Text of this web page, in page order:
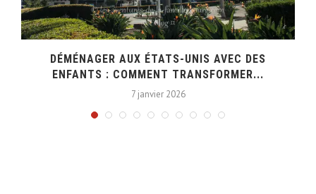
DÉMÉNAGER AUX ÉTATS-UNIS AVEC DES
ENFANTS : COMMENT TRANSFORMER...
7 janvier 2026